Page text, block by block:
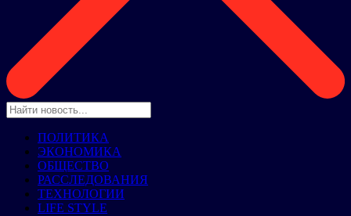
ПОЛИТИКА
ЭКОНОМИКА
ОБЩЕСТВО
РАССЛЕДОВАНИЯ
ТЕХНОЛОГИИ
LIFE STYLE